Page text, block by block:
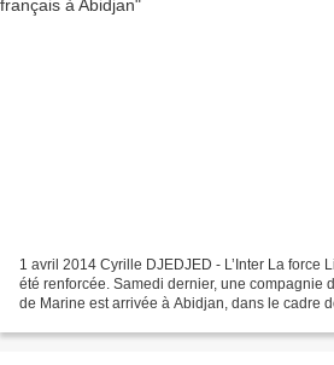
1 avril 2014 Cyrille DJEDJED - L’Inter La force
été renforcée. Samedi dernier, une compagnie
de Marine est arrivée à Abidjan, dans le cadre